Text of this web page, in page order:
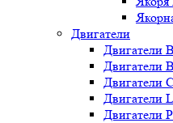
Двигатели
Двигатели
Двигатели
Двигатели
Двигатели
Двигатели